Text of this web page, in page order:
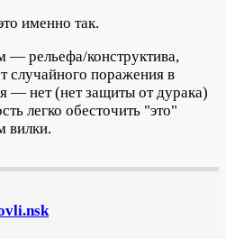
именно так.
— рельефа/конструктива,
случайного поражения в
— нет (нет защиты от дурака)
легко обесточить "это"
вилки.